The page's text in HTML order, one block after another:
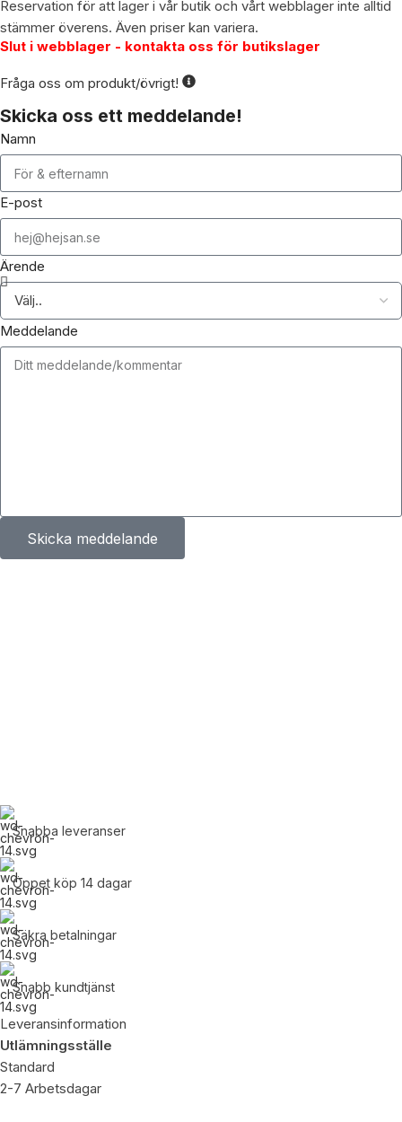
Reservation för att lager i vår butik och vårt webblager inte alltid
stämmer överens. Även priser kan variera.
Slut i webblager - kontakta oss för butikslager
Fråga oss om produkt/övrigt!
Skicka oss ett meddelande!
Namn
E-post
Ärende
Meddelande
Skicka meddelande
Snabba leveranser
Öppet köp 14 dagar
Säkra betalningar
Snabb kundtjänst
Leveransinformation
Utlämningsställe
Standard
2-7 Arbetsdagar